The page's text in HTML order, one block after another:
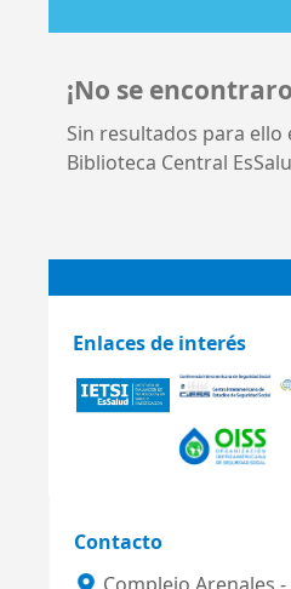
¡No se
Sin resultados para ello
Biblioteca Central
Enlaces de interés
Contacto